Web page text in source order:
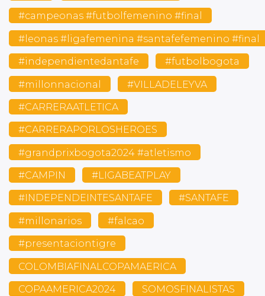
#campeonas #futbolfemenino #final
#leonas #ligafemenina #santafefemenino #final
#independientedantafe #futbolbogota
#millonnacional #VILLADELEYVA
#CARRERAATLETICA
#CARRERAPORLOSHEROES
#grandprixbogota2024 #atletismo
#CAMPIN #LIGABEATPLAY
#INDEPENDEINTESANTAFE #SANTAFE
#millonarios #falcao
#presentaciontigre
COLOMBIAFINALCOPAMAERICA
COPAAMERICA2024 SOMOSFINALISTAS